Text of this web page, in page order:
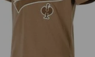
T-Shirt e.s.e:pic, barn